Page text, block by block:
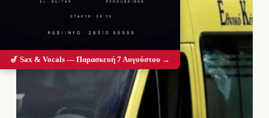
🎷 Sax & Vocals — Παρασκευή 7 Αυγούστου →